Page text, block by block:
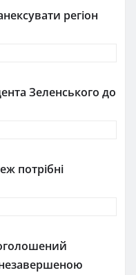
регіон
Зеленського до
потрібні